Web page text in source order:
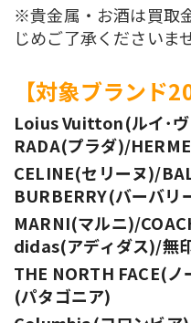
※貴金属・お酒は買取
じめご了承くださいませ
【対象ブランド
Loius Vuitton(ルイ･
RADA(プラダ)/
CELINE(セリーヌ)/
BURBERRY(バーバリ
MARNI(マルニ)/
didas(アディダス)/無
THE NORTH FACE(
(パタゴニア)